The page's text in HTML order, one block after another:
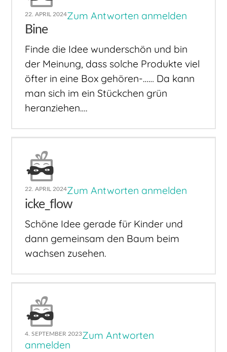
22. APRIL 2024Zum Antworten anmelden
Bine
Finde die Idee wunderschön und bin
der Meinung, dass solche Produkte viel
öfter in eine Box gehören-…… Da kann
man sich im ein Stückchen grün
heranziehen….
22. APRIL 2024Zum Antworten anmelden
icke_flow
Schöne Idee gerade für Kinder und
dann gemeinsam den Baum beim
wachsen zusehen.
4. SEPTEMBER 2023Zum Antworten
anmelden